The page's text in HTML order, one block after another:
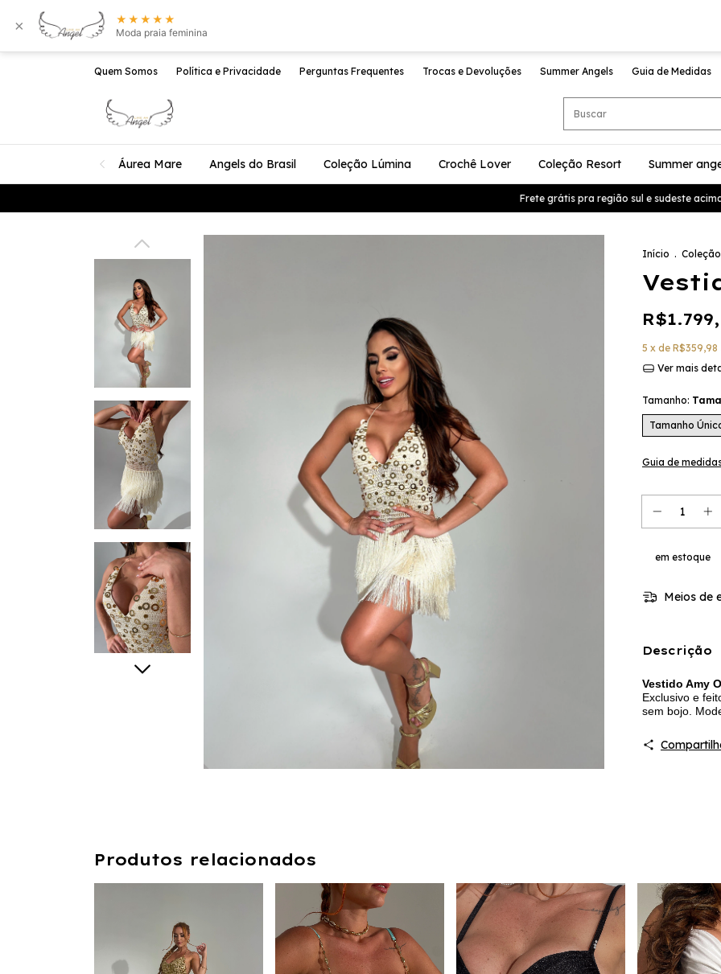
× ★★★★★
Moda praia feminina
Quem Somos Política e Privacidade Perguntas Frequentes Trocas e Devoluções Summer Angels Guia de Medidas
Áurea Mare Angels do Brasil Coleção Lúmina Crochê Lover Coleção Resort Summer
Frete grátis pra região sul e sudeste acima de
Início .
5 x de R$359,98
Ver mais
Tamanho:
Tamanho
Guia de
em estoque
Meios de
Descrição
Vestido Amy
Exclusivo e
sem bojo.
Produtos relacionados